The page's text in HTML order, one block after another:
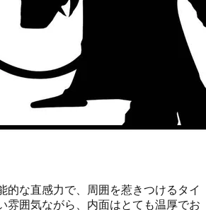
的な直感力で、周囲を惹きつけるタイ
雰囲気ながら、内面はとても温厚でお